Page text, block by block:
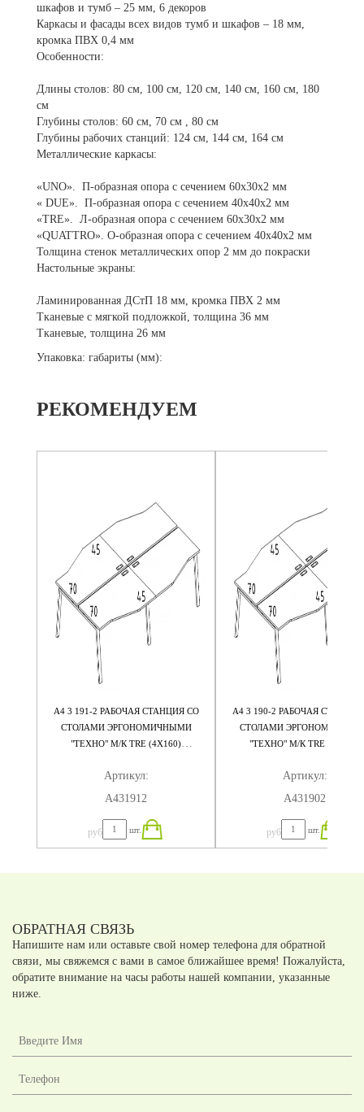
шкафов и тумб – 25 мм, 6 декоров
Каркасы и фасады всех видов тумб и шкафов – 18 мм,
кромка ПВХ 0,4 мм
Особенности:
Длины столов: 80 см, 100 см, 120 см, 140 см, 160 см, 180
см
Глубины столов: 60 см, 70 см , 80 см
Глубины рабочих станций: 124 см, 144 см, 164 см
Металлические каркасы:
«UNO». П-образная опора с сечением 60х30х2 мм
« DUE». П-образная опора с сечением 40х40х2 мм
«TRE». Л-образная опора с сечением 60х30х2 мм
«QUATTRO». О-образная опора с сечением 40х40х2 мм
Толщина стенок металлических опор 2 мм до покраски
Настольные экраны:
Ламинированная ДСтП 18 мм, кромка ПВХ 2 мм
Тканевые с мягкой подложкой, толщина 36 мм
Тканевые, толщина 26 мм
Упаковка: габариты (мм):
РЕКОМЕНДУЕМ
А4 3 191-2 РАБОЧАЯ СТАНЦИЯ СО
СТОЛАМИ ЭРГОНОМИЧНЫМИ
"ТЕХНО" М/К TRE (4Х160)
Артикул:
А431912
руб шт.
А4 3 190-2 РАБОЧАЯ
СТОЛАМИ
"ТЕХНО" М/К TRE (4Х140)
Артикул:
А431902
руб шт.
ОБРАТНАЯ СВЯЗЬ
Напишите нам или оставьте свой номер телефона для обратной
связи, мы свяжемся с вами в самое ближайшее время! Пожалуйста,
обратите внимание на часы работы нашей компании, указанные
ниже.